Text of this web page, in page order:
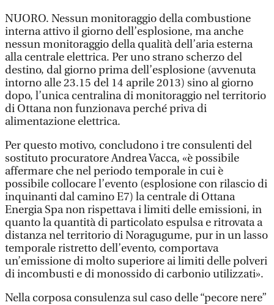
NUORO. Nessun monitoraggio della combustione
interna attivo il giorno dell’esplosione, ma anche
nessun monitoraggio della qualità dell’aria esterna
alla centrale elettrica. Per uno strano scherzo del
destino, dal giorno prima dell’esplosione (avvenuta
intorno alle 23.15 del 14 aprile 2013) sino al giorno
dopo, l’unica centralina di monitoraggio nel territorio
di Ottana non funzionava perché priva di
alimentazione elettrica.
Per questo motivo, concludono i tre consulenti del
sostituto procuratore Andrea Vacca, «è possibile
affermare che nel periodo temporale in cui è
possibile collocare l’evento (esplosione con rilascio di
inquinanti dal camino E7) la centrale di Ottana
Energia Spa non rispettava i limiti delle emissioni, in
quanto la quantità di particolato espulsa e ritrovata a
distanza nel territorio di Noragugume, pur in un lasso
temporale ristretto dell’evento, comportava
un’emissione di molto superiore ai limiti delle polveri
di incombusti e di monossido di carbonio utilizzati».
Nella corposa consulenza sul caso delle “pecore nere”